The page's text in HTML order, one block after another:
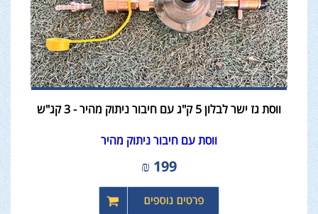
ווסת גז ישר לבלון 5 ק"ג עם חיבור ניתוק מהיר - 3 קג"ש
ווסת עם חיבור ניתוק מהיר
199
₪